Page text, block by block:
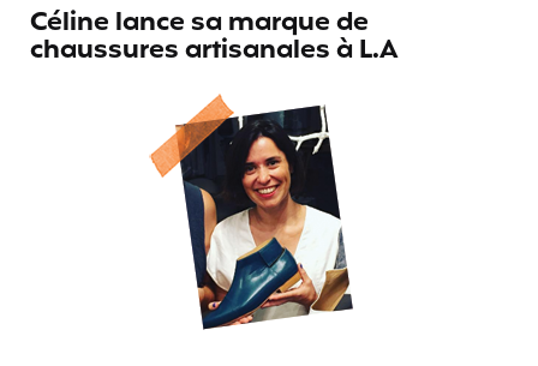
Céline lance sa marque de
chaussures artisanales à L.A